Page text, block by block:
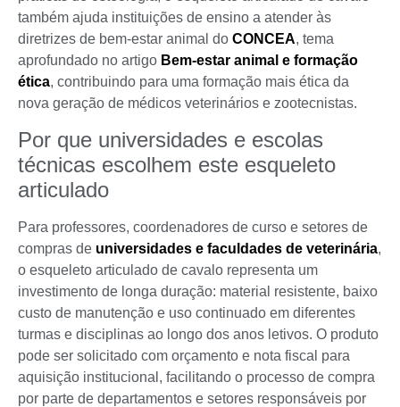
também ajuda instituições de ensino a atender às
diretrizes de bem-estar animal do CONCEA, tema
aprofundado no artigo Bem-estar animal e formação
ética, contribuindo para uma formação mais ética da
nova geração de médicos veterinários e zootecnistas.
Por que universidades e escolas
técnicas escolhem este esqueleto
articulado
Para professores, coordenadores de curso e setores de
compras de universidades e faculdades de veterinária,
o esqueleto articulado de cavalo representa um
investimento de longa duração: material resistente, baixo
custo de manutenção e uso continuado em diferentes
turmas e disciplinas ao longo dos anos letivos. O produto
pode ser solicitado com orçamento e nota fiscal para
aquisição institucional, facilitando o processo de compra
por parte de departamentos e setores responsáveis por